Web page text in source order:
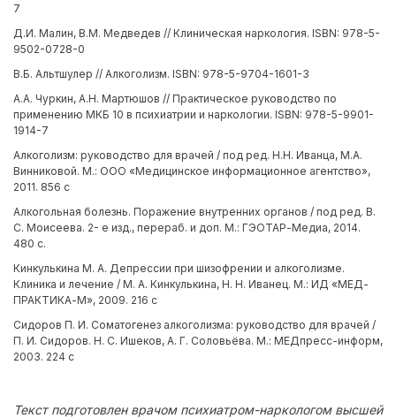
7
Д.И. Малин, В.М. Медведев // Клиническая наркология. ISBN: 978-5-
9502-0728-0
В.Б. Альтшулер // Алкоголизм. ISBN: 978-5-9704-1601-3
А.А. Чуркин, А.Н. Мартюшов // Практическое руководство по
применению МКБ 10 в психиатрии и наркологии. ISBN: 978-5-9901-
1914-7
Алкоголизм: руководство для врачей / под ред. Н.Н. Иванца, М.А.
Винниковой. М.: ООО «Медицинское информационное агентство»,
2011. 856 с
Алкогольная болезнь. Поражение внутренних органов / под ред. В.
С. Моисеева. 2- е изд., перераб. и доп. М.: ГЭОТАР-Медиа, 2014.
480 с.
Кинкулькина М. А. Депрессии при шизофрении и алкоголизме.
Клиника и лечение / М. А. Кинкулькина, Н. Н. Иванец. М.: ИД «МЕД-
ПРАКТИКА-М», 2009. 216 с
Сидоров П. И. Соматогенез алкоголизма: руководство для врачей /
П. И. Сидоров. Н. С. Ишеков, А. Г. Соловьёва. М.: МЕДпресс-информ,
2003. 224 с
Текст подготовлен врачом психиатром-наркологом высшей